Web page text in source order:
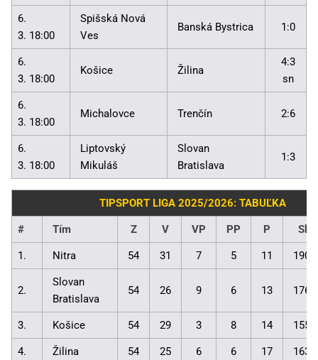
6.
3. 18:00
Spišská Nová
Ves
Banská Bystrica 1:0
6.
3. 18:00
Košice Žilina
4:3
sn
6.
3. 18:00
Michalovce Trenčín 2:6
6.
3. 18:00
Liptovský
Mikuláš
Slovan
Bratislava
1:3
TIPSPORT LIGA 2025/2026: TABUĽKA
# Tím Z V VP PP P
1. Nitra 54 31 7 5 11
2.
Slovan
Bratislava
54 26 9 6 13
3. Košice 54 29 3 8 14
4. Žilina 54 25 6 6 17